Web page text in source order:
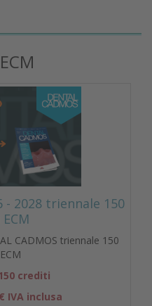
- 2028 triennale 150
CADMOS triennale 150
crediti
IVA inclusa